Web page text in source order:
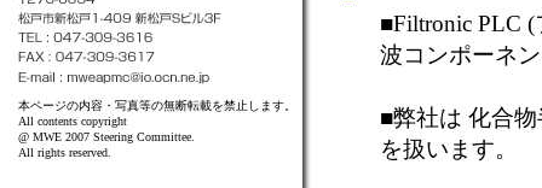
本ページの内容・写真等の無断転載を禁止します。
All contents copyright
@ MWE 2007 Steering Committee.
All rights reserved.
■Filtronic PLC
波コンポーネ
■弊社は 化合物
を扱います。